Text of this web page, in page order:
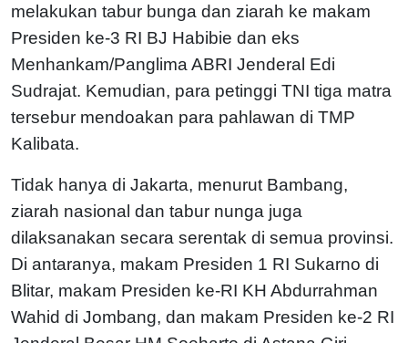
melakukan tabur bunga dan ziarah ke makam
Presiden ke-3 RI BJ Habibie dan eks
Menhankam/Panglima ABRI Jenderal Edi
Sudrajat. Kemudian, para petinggi TNI tiga matra
tersebur mendoakan para pahlawan di TMP
Kalibata.
Tidak hanya di Jakarta, menurut Bambang,
ziarah nasional dan tabur nunga juga
dilaksanakan secara serentak di semua provinsi.
Di antaranya, makam Presiden 1 RI Sukarno di
Blitar, makam Presiden ke-RI KH Abdurrahman
Wahid di Jombang, dan makam Presiden ke-2 RI